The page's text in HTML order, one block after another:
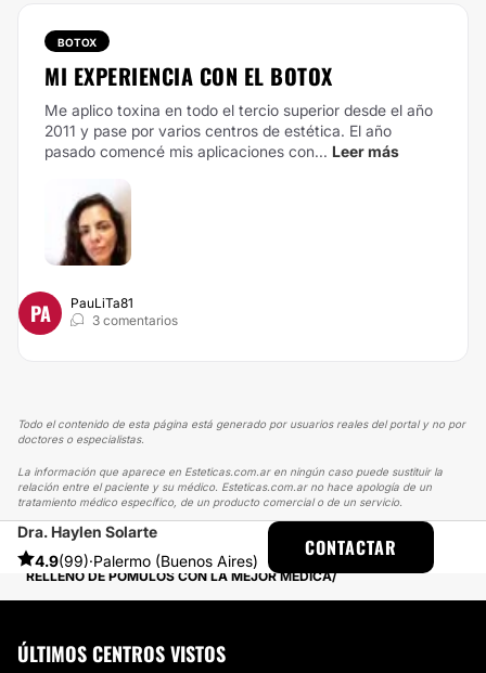
BOTOX
MI EXPERIENCIA CON EL BOTOX
Me aplico toxina en todo el tercio superior desde el año
2011 y pase por varios centros de estética. El año
pasado comencé mis aplicaciones con... Leer más
PA
PauLiTa81
3 comentarios
Todo el contenido de esta página está generado por usuarios reales del portal y no por
doctores o especialistas.
La información que aparece en Esteticas.com.ar en ningún caso puede sustituir la
relación entre el paciente y su médico. Esteticas.com.ar no hace apología de un
tratamiento médico específico, de un producto comercial o de un servicio.
Dra. Haylen Solarte
4.9(99)·Palermo (Buenos Aires)
CONTACTAR
ESTETICAS
EXPERIENCIAS
EXPERIENCIAS SOBRE RELLENOS FACIALES
RELLENO DE PÓMULOS CON LA MEJOR MÉDICA
ÚLTIMOS CENTROS VISTOS